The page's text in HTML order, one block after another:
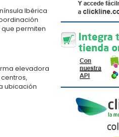
Ibérica
permiten
elevadora
ubicación